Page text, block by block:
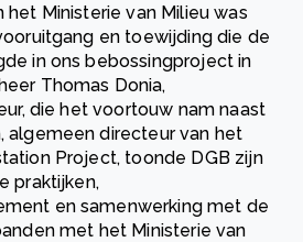
Ministerie van Milieu was
en toewijding die de
in ons bebossingproject in
Thomas Donia,
die het voortouw nam naast
algemeen directeur van het
Project, toonde DGB zijn
praktijken,
en samenwerking met de
met het Ministerie van